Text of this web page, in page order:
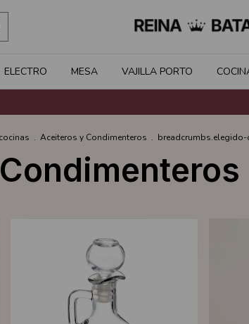
ELECTRO MESA VAJILLA PORTO
. Aceiteros y Condimenteros . breadcrumbs.elegido-